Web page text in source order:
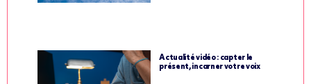
Actualité vidéo : capter le
présent, incarner votre voix